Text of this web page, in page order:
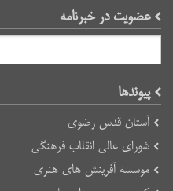
عضویت در خبرنامه
پیوند‌ها
آستان قدس رضوی
شورای عالی انقلاب فرهنگی
موسسه آفرینش های هنری